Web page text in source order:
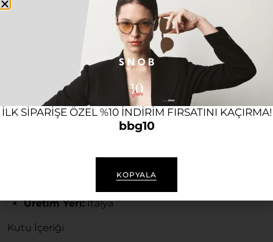
klasik hem de modern kombinlerinizin vazgeçilmez
İtalya’da üretilen ve high-end moda anlayışını
yansıtan gözlük; hafif, dayanıklı ve ergonomik
yapısıyla gün boyu yüksek konfor sunar. Günlük
kullanımda tarzınıza şıklık katarken, gözlerinizi de
güneşin zararlı etkilerinden korur.
%100 UV Korumalı
Üretim Yeri:İtalya
Kutu İçeriği
ILK SIPARIŞE ÖZEL %10 INDIRIM FIRSATINI KAÇIRMA!
bbg10
KOPYALA